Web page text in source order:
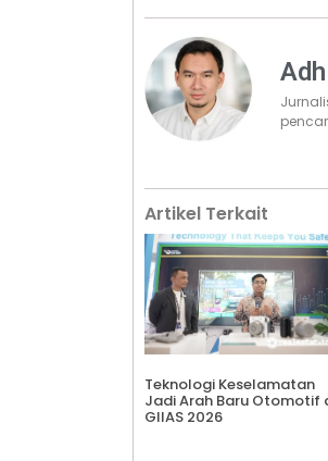
Artikel Terkait
Teknologi Keselamatan
Jadi Arah Baru Otomotif
GIIAS 2026